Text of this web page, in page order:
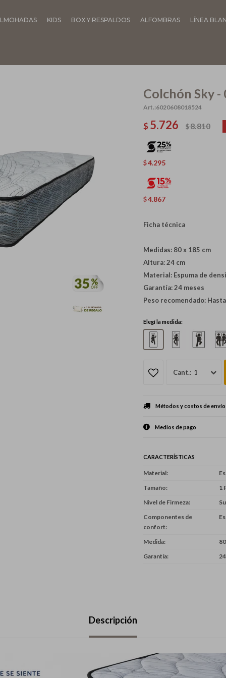
KIDS BOX Y RESPALDOS ALFOMBRAS LÍNEA
Colchón Sky
6020608018524
$5.726 $8.810
$4.295
$4.867
Ficha técnica
Medidas: 80 x 185 cm
Altura: 24 cm
Material: Espuma de
Garantía: 24 meses
Peso recomendado:
Elegí la medida:
1
Métodos y costos de envío
Medios de pago
CARACTERÍSTICAS
Material
Tamaño
1
Nivel de Firmeza
Componentes de
confort
Medida
Garantía
Descripción